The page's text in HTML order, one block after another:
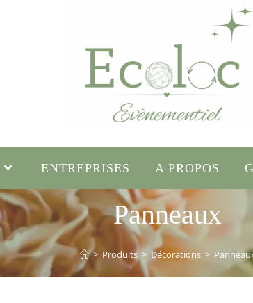
ENTREPRISES A PROPOS
Panneaux
> Produits > Décorations >